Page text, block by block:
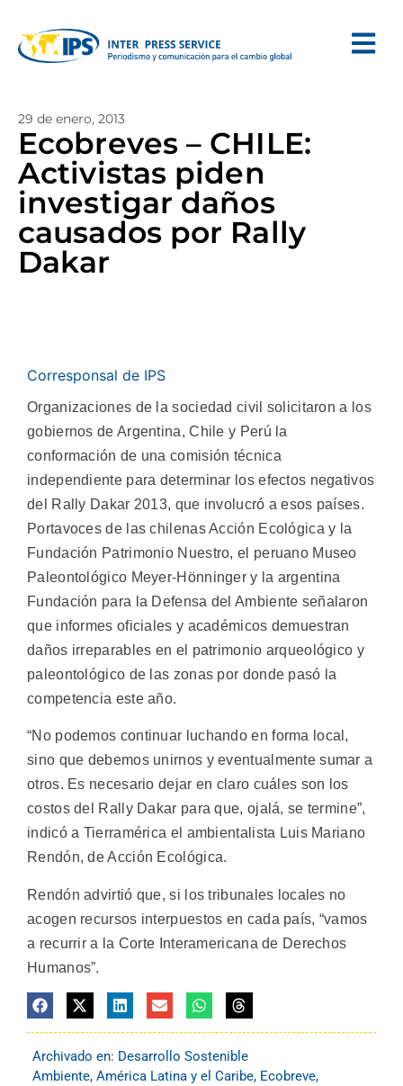
29 de enero, 2013
Ecobreves – CHILE:
Activistas piden
investigar daños
causados por Rally
Dakar
Corresponsal de IPS
Organizaciones de la sociedad civil solicitaron a los
gobiernos de Argentina, Chile y Perú la
conformación de una comisión técnica
independiente para determinar los efectos negativos
del Rally Dakar 2013, que involucró a esos países.
Portavoces de las chilenas Acción Ecológica y la
Fundación Patrimonio Nuestro, el peruano Museo
Paleontológico Meyer-Hönninger y la argentina
Fundación para la Defensa del Ambiente señalaron
que informes oficiales y académicos demuestran
daños irreparables en el patrimonio arqueológico y
paleontológico de las zonas por donde pasó la
competencia este año.
“No podemos continuar luchando en forma local,
sino que debemos unirnos y eventualmente sumar a
otros. Es necesario dejar en claro cuáles son los
costos del Rally Dakar para que, ojalá, se termine”,
indicó a Tierramérica el ambientalista Luis Mariano
Rendón, de Acción Ecológica.
Rendón advirtió que, si los tribunales locales no
acogen recursos interpuestos en cada país, “vamos
a recurrir a la Corte Interamericana de Derechos
Humanos”.
Archivado en: Desarrollo Sostenible
Ambiente, América Latina y el Caribe, Ecobreve,